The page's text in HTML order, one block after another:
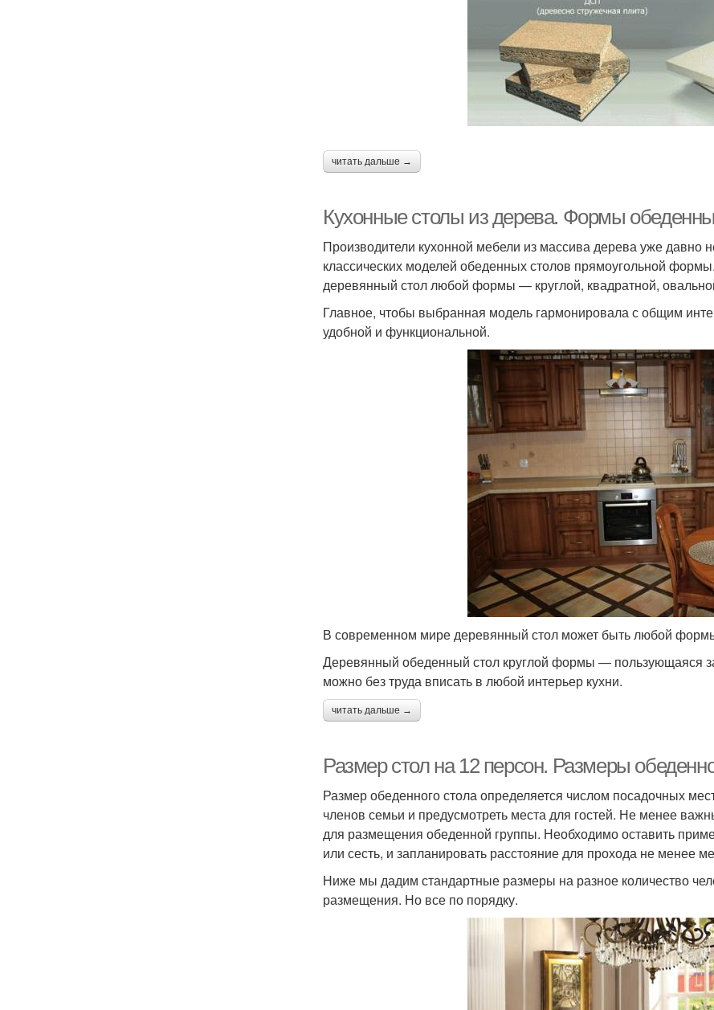
читать дальше →
Кухонные столы из дерева. Формы
Производители кухонной мебели из массива дерева уже давно
классических моделей обеденных столов прямоугольной
деревянный стол любой формы — круглой, квадратной,
Главное, чтобы выбранная модель гармонировала с общим
удобной и функциональной.
В современном мире деревянный стол может быть любой
Деревянный обеденный стол круглой формы — пользующаяся
можно без труда вписать в любой интерьер кухни.
читать дальше →
Размер стол на 12 персон. Размеры
Размер обеденного стола определяется числом посадочных
членов семьи и предусмотреть места для гостей. Не менее
для размещения обеденной группы. Необходимо оставить
или сесть, и запланировать расстояние для прохода не менее
Ниже мы дадим стандартные размеры на разное количество
размещения. Но все по порядку.